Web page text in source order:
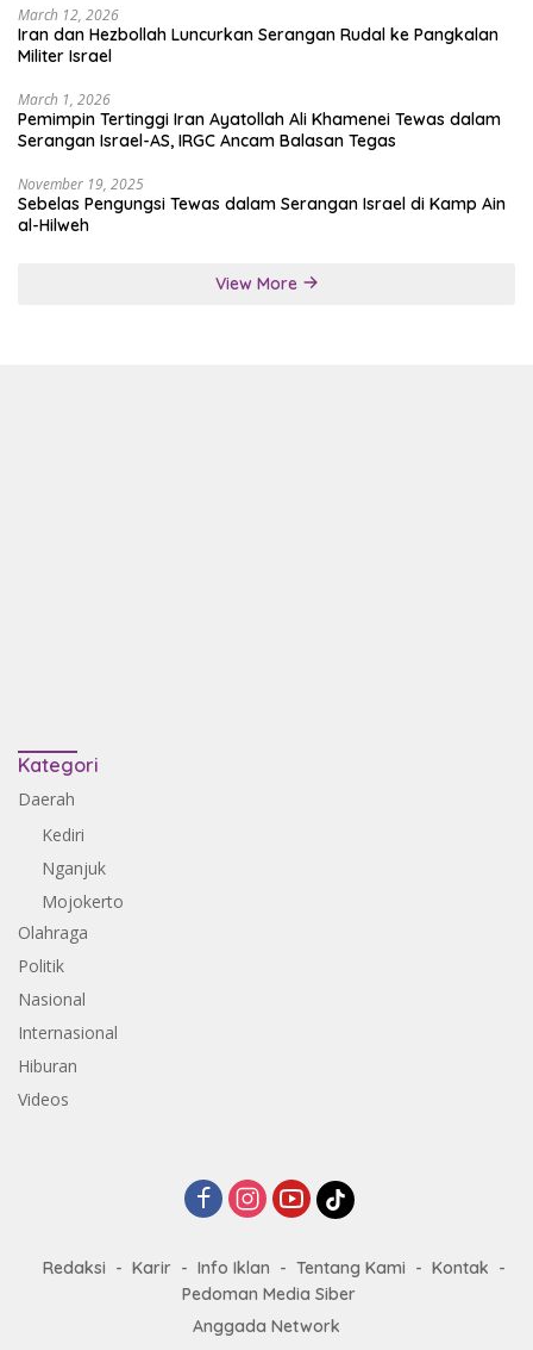
March 12, 2026
Iran dan Hezbollah Luncurkan Serangan Rudal ke Pangkalan
Militer Israel
March 1, 2026
Pemimpin Tertinggi Iran Ayatollah Ali Khamenei Tewas dalam
Serangan Israel-AS, IRGC Ancam Balasan Tegas
November 19, 2025
Sebelas Pengungsi Tewas dalam Serangan Israel di Kamp Ain
al-Hilweh
View More
Kategori
Daerah
Kediri
Nganjuk
Mojokerto
Olahraga
Politik
Nasional
Internasional
Hiburan
Videos
Redaksi Karir Info Iklan Tentang Kami
Kontak
Pedoman Media Siber
Anggada Network